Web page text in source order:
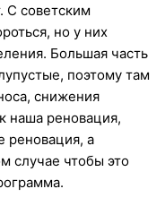
С советским
но у них
Большая часть
поэтому там
снижения
наша реновация,
реновация, а
случае чтобы это